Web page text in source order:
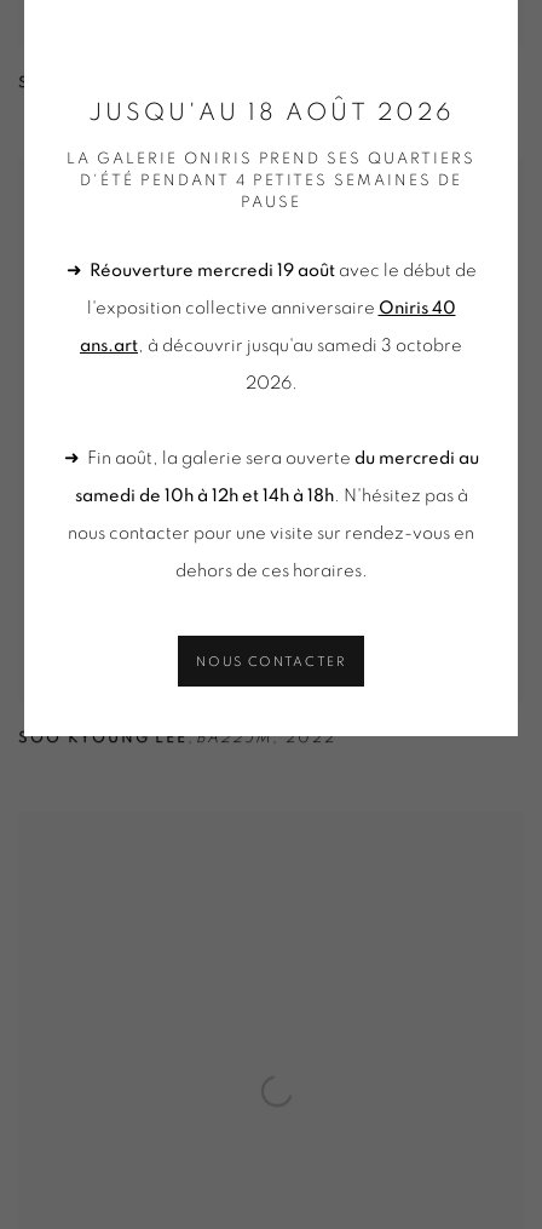
SOO KYOUNG LEE
SOO KYOUNG LEE,BA22JM,2022
JUSQU'AU 18 AOÛT 2026
LA GALERIE ONIRIS PREND SES QUARTIERS
D'ÉTÉ PENDANT 4 PETITES SEMAINES DE
PAUSE
➜ Réouverture mercredi 19 aoûtavec le début de
l'exposition collective anniversaire Oniris 40
ans.art , à découvrir jusqu'au samedi 3 octobre
2026.
➜ Fin août, la galerie sera ouverte du mercredi au
samedi de 10h à 12h et 14h à 18h. N'hésitez pas à
nous contacter pour une visite sur rendez-vous en
dehors de ces horaires.
NOUS CONTACTER